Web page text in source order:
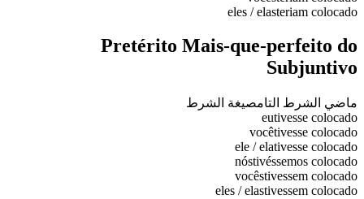
eles / elasteriam colocado
Pretérito Mais-que-perfeito do
Subjuntivo
ماضي الشرط التامصيغة الشرط
eutivesse colocado
vocêtivesse colocado
ele / elativesse colocado
nóstivéssemos colocado
vocêstivessem colocado
eles / elastivessem colocado